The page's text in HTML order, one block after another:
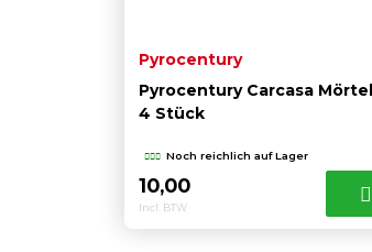
Pyrocentury
Pyrocentury Carcasa
4 Stück
Noch reichlich auf Lager
10,00
Incl. BTW